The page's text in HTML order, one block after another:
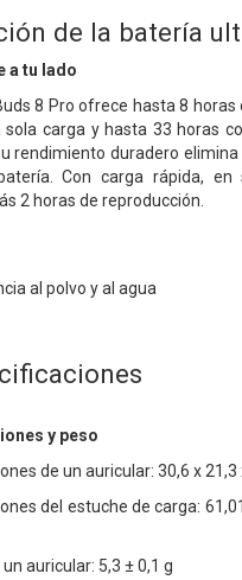
de la batería
a tu lado
8 Pro ofrece hasta 8
sola carga y hasta 33 horas
rendimiento duradero elimina
Con carga rápida, en
2 horas de reproducción.
al polvo y al agua
y peso
de un auricular: 30,6 x
del estuche de carga:
un auricular: 5,3 ± 0,1 g